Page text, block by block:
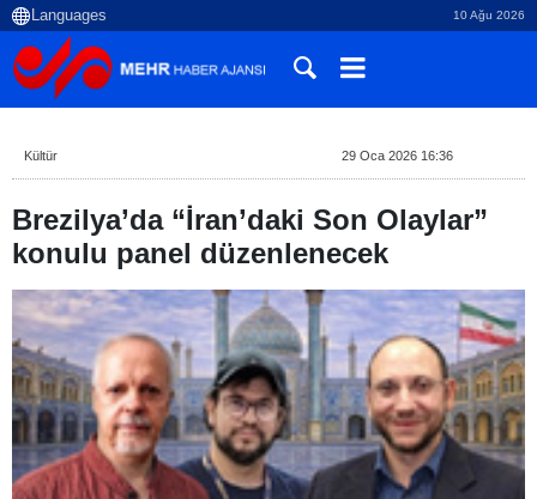
10 Ağu 2026
Kültür 29 Oca 2026 16:36
Brezilya’da “İran’daki Son Olaylar”
konulu panel düzenlenecek